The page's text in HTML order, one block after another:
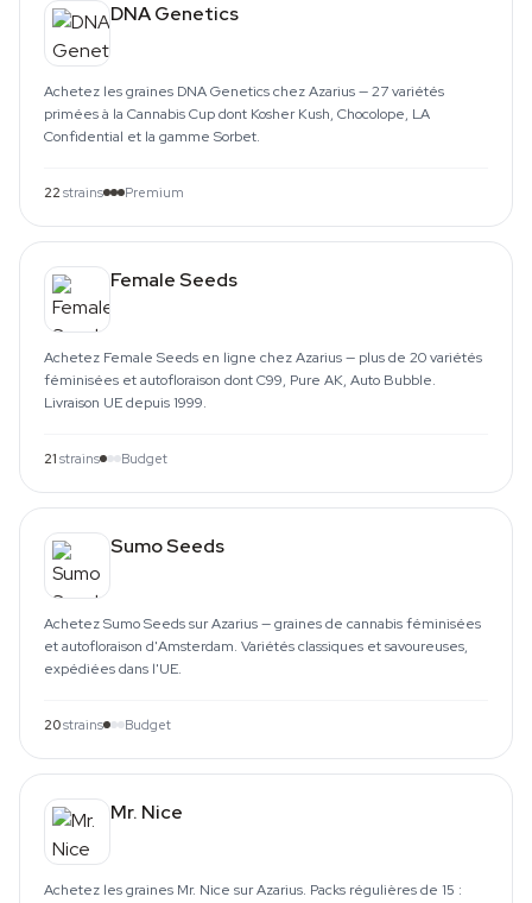
DNA Genetics
Achetez les graines DNA Genetics chez Azarius — 27 variétés
primées à la Cannabis Cup dont Kosher Kush, Chocolope, LA
Confidential et la gamme Sorbet.
22 strains Premium
Female Seeds
Achetez Female Seeds en ligne chez Azarius — plus de 20 variétés
féminisées et autofloraison dont C99, Pure AK, Auto Bubble.
Livraison UE depuis 1999.
21 strains Budget
Sumo Seeds
Achetez Sumo Seeds sur Azarius — graines de cannabis féminisées
et autofloraison d'Amsterdam. Variétés classiques et savoureuses,
expédiées dans l'UE.
20strains Budget
Mr. Nice
Achetez les graines Mr. Nice sur Azarius. Packs régulières de 15 :